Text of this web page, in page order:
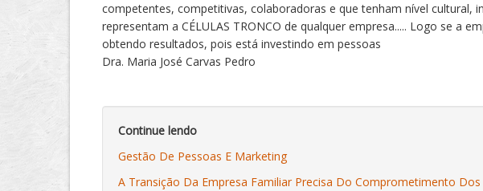
competentes, competitivas, colaboradoras e que tenham nível cultural,
representam a CÉLULAS TRONCO de qualquer empresa..... Logo se a
obtendo resultados, pois está investindo em pessoas
Dra. Maria José Carvas Pedro
Continue lendo
Gestão De Pessoas E Marketing
A Transição Da Empresa Familiar Precisa Do Comprometimento Dos